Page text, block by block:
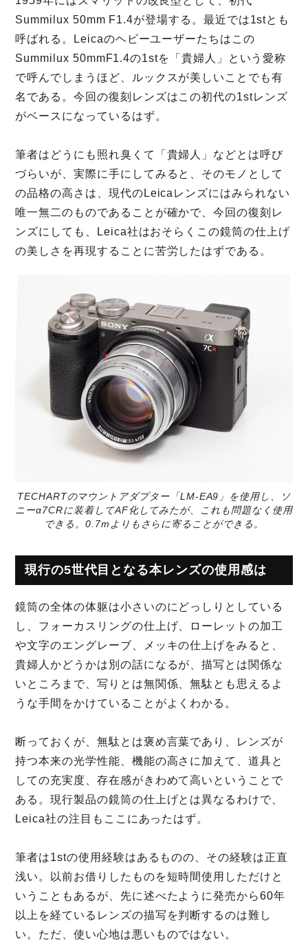
Summilux 50mm F1.4が登場する。最近では1stとも
呼ばれる。Leicaのヘビーユーザーたちはこの
Summilux 50mmF1.4の1stを「貴婦人」という愛称
で呼んでしまうほど、ルックスが美しいことでも有
名である。今回の復刻レンズはこの初代の1stレンズ
がベースになっているはず。
筆者はどうにも照れ臭くて「貴婦人」などとは呼び
づらいが、実際に手にしてみると、そのモノとして
の品格の高さは、現代のLeicaレンズにはみられない
唯一無二のものであることが確かで、今回の復刻レ
ンズにしても、Leica社はおそらくこの鏡筒の仕上げ
の美しさを再現することに苦労したはずである。
TECHARTのマウントアダプター「LM-EA9」を使用し、ソ
ニーα7CRに装着してAF化してみたが、これも問題なく使用
できる。0.7mよりもさらに寄ることができる。
現行の5世代目となる本レンズの使用感は
鏡筒の全体の体躯は小さいのにどっしりとしている
し、フォーカスリングの仕上げ、ローレットの加工
や文字のエングレーブ、メッキの仕上げをみると、
貴婦人かどうかは別の話になるが、描写とは関係な
いところまで、写りとは無関係、無駄とも思えるよ
うな手間をかけていることがよくわかる。
断っておくが、無駄とは褒め言葉であり、レンズが
持つ本来の光学性能、機能の高さに加えて、道具と
しての充実度、存在感がきわめて高いということで
ある。現行製品の鏡筒の仕上げとは異なるわけで、
Leica社の注目もここにあったはず。
筆者は1stの使用経験はあるものの、その経験は正直
浅い。以前お借りしたものを短時間使用しただけと
いうこともあるが、先に述べたように発売から60年
以上を経ているレンズの描写を判断するのは難し
い。ただ、使い心地は悪いものではない。